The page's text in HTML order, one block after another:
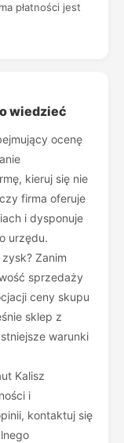
płatności jest
wiedzieć
ocenę
kieruj się nie
firma oferuje
i dysponuje
urzędu.
Zanim
sprzedaży
ceny skupu
sklep z
warunki
Kalisz
i
kontaktuj się